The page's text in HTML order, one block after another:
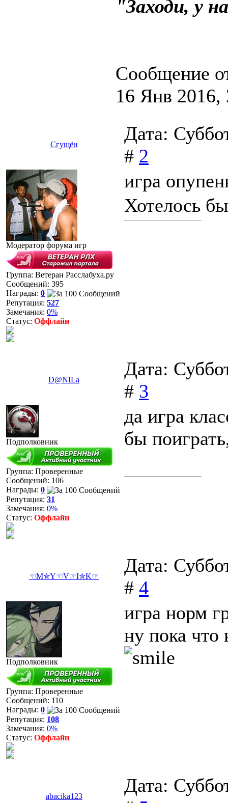
"Заходи, у
Сообщение
16 Янв 2016,
Сгущён
Дата:
# 2
Модератор форума игр
Группа: Ветеран Расслабуха.ру
Сообщений: 395
Награды: 0
Репутация: 527
Замечания: 0%
Статус: Оффлайн
игра
Хотелось
D@NILa
Дата:
# 3
Подполковник
Группа: Проверенные
Сообщений: 106
Награды: 0
Репутация: 31
Замечания: 0%
Статус: Оффлайн
да игра
бы
☜M✮Y☜V☞I✮K☞
Дата:
# 4
Подполковник
Группа: Проверенные
Сообщений: 110
Награды: 0
Репутация: 108
Замечания: 0%
Статус: Оффлайн
игра норм
ну пока что
abacika123
Дата: